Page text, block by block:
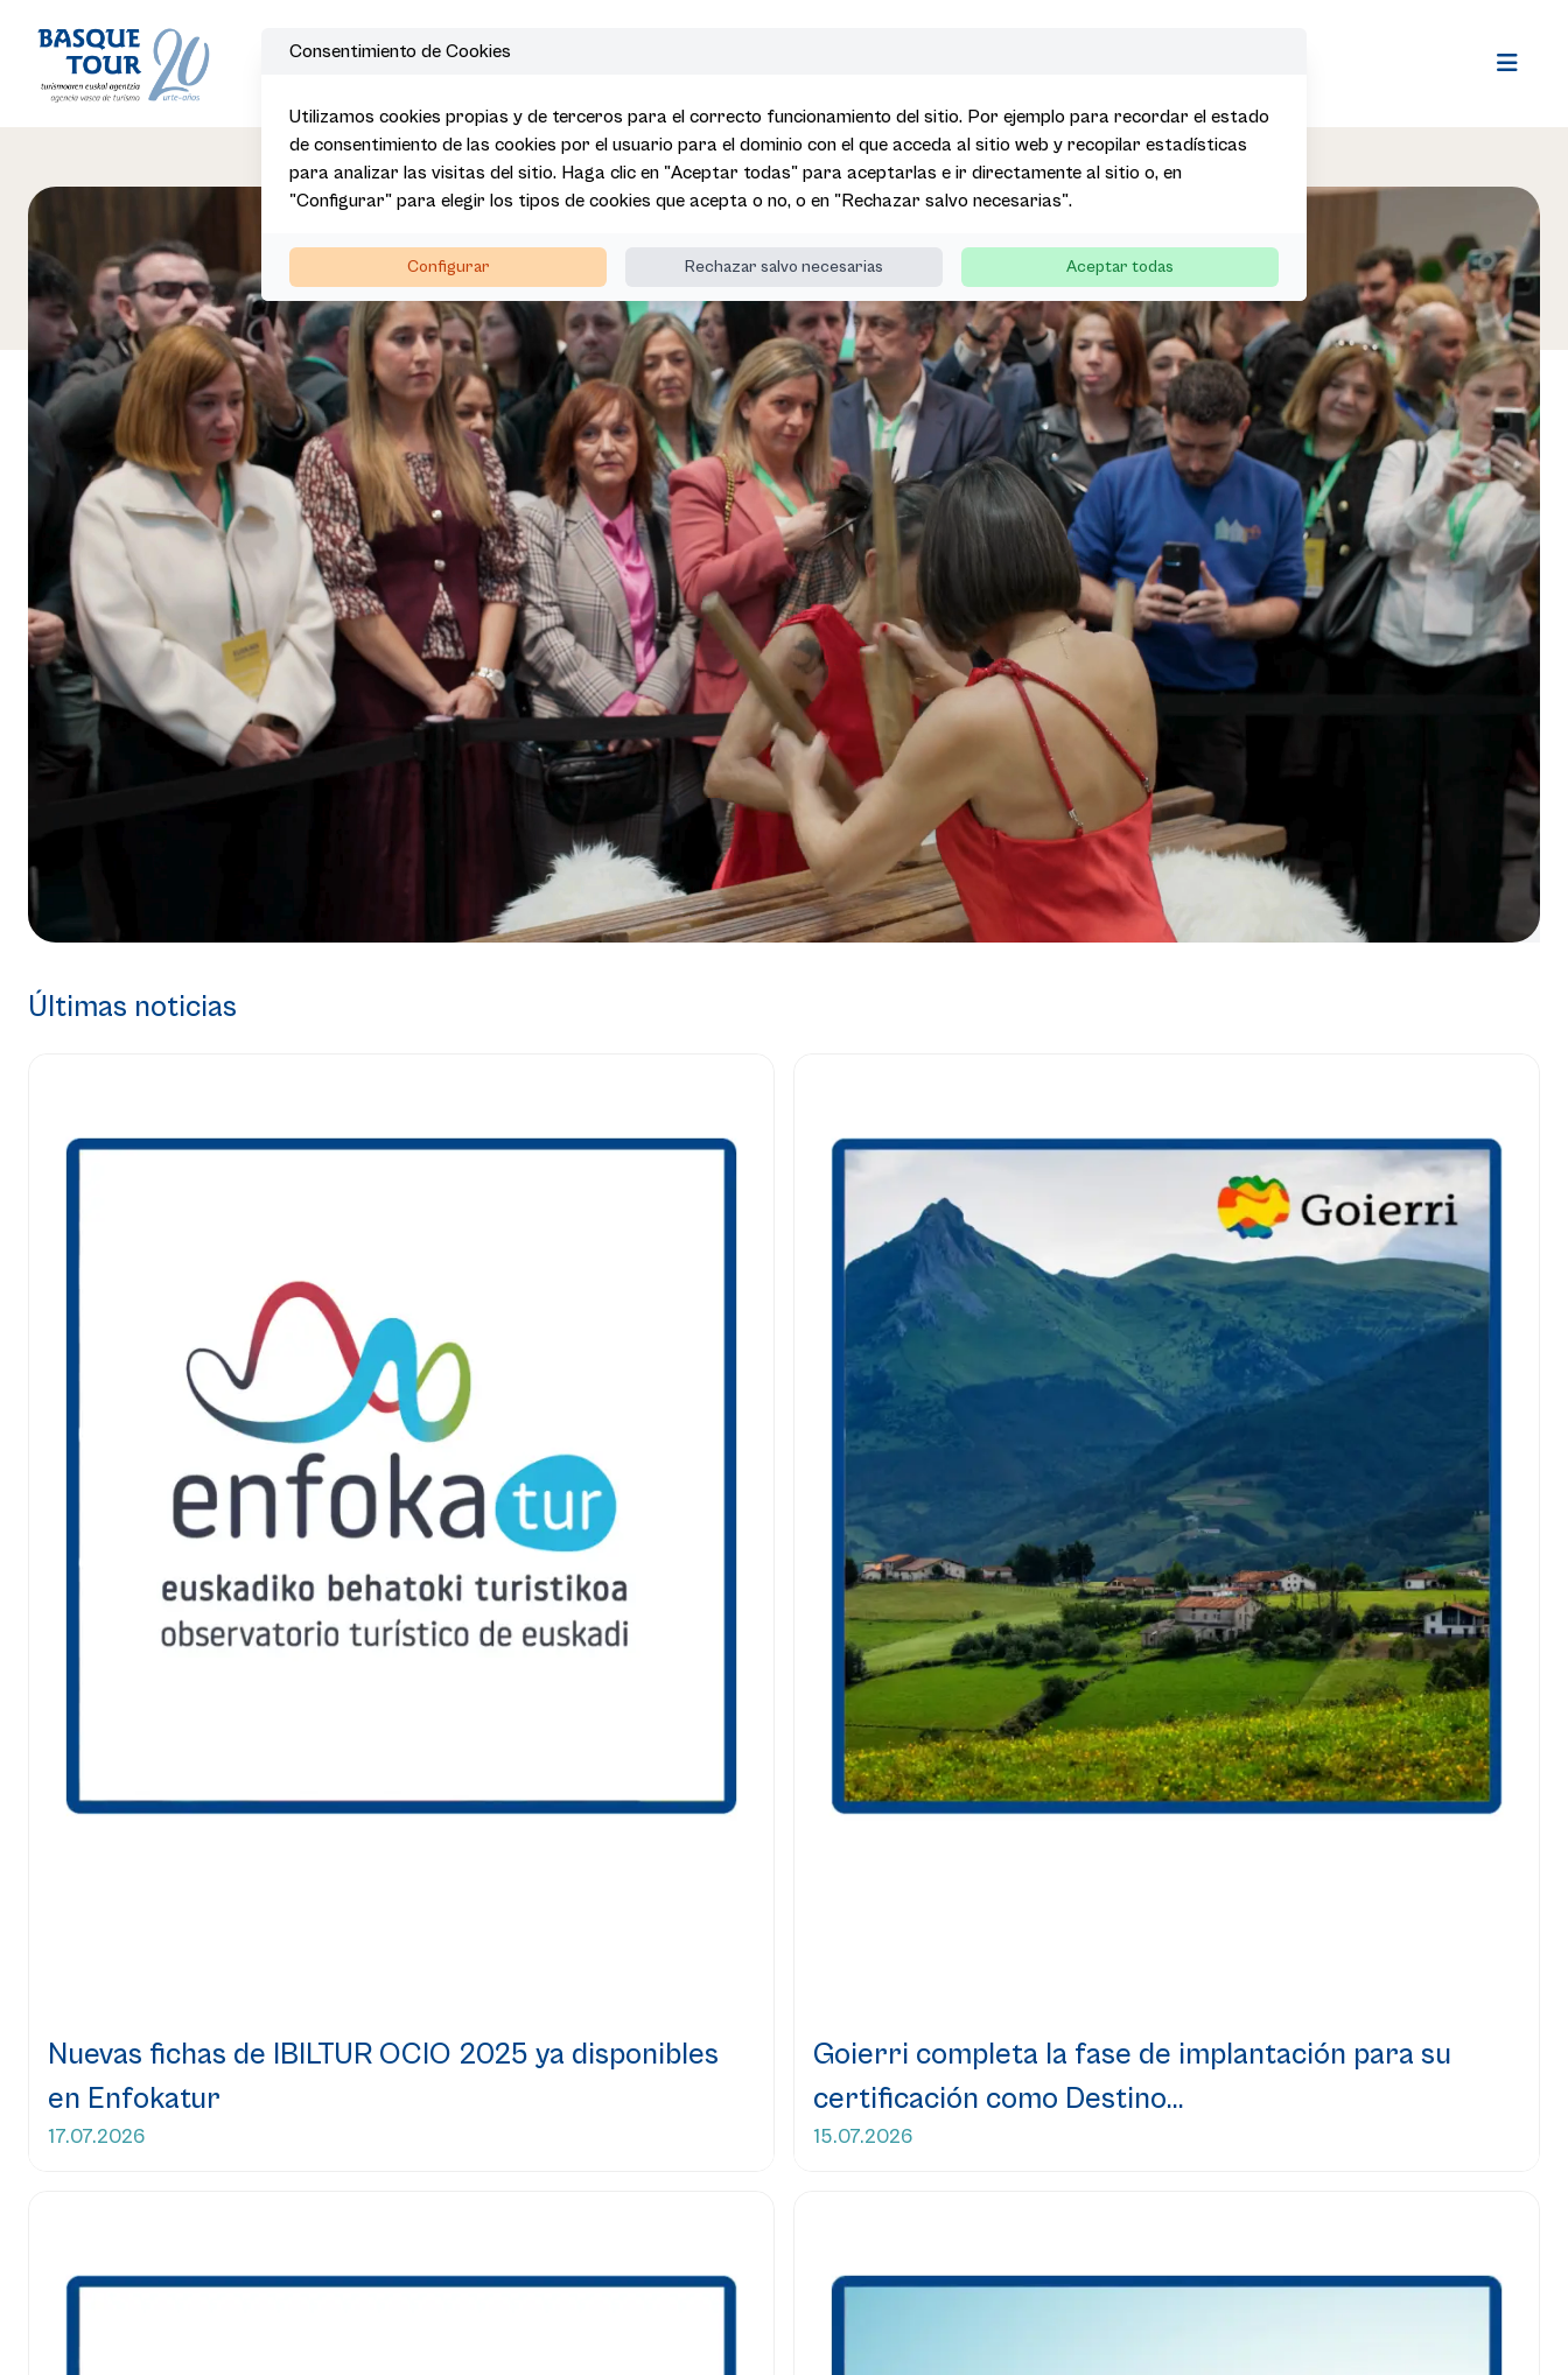
Open
Últimas noticias
Nuevas fichas de IBILTUR OCIO 2025 ya disponibles
en Enfokatur
17.07.2026
Goierri completa la fase de implantación para su
certificación como Destino...
15.07.2026
Consentimiento de Cookies
Utilizamos cookies propias y de terceros para el correcto funcionamiento del sitio. Por ejemplo para recordar el estado
de consentimiento de las cookies por el usuario para el dominio con el que acceda al sitio web y recopilar estadísticas
para analizar las visitas del sitio. Haga clic en "Aceptar todas" para aceptarlas e ir directamente al sitio o, en
"Configurar" para elegir los tipos de cookies que acepta o no, o en "Rechazar salvo necesarias".
Configurar Rechazar salvo necesarias Aceptar todas